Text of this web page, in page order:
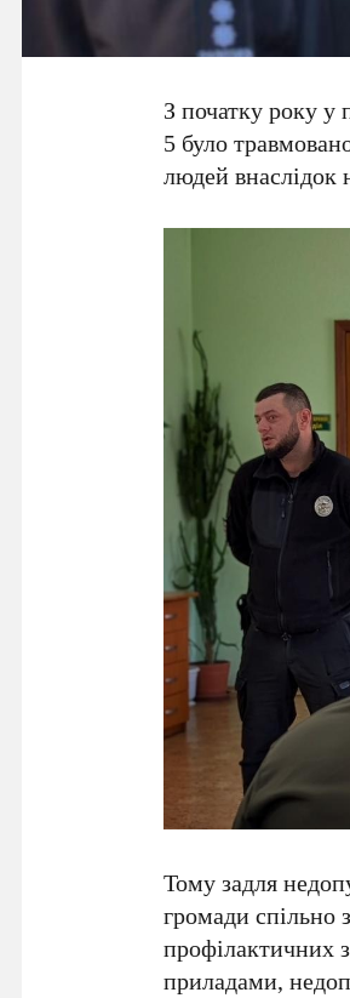
З початку року у
5 було
людей внаслідок
Тому задля
громади спільно
профілактичних
приладами,